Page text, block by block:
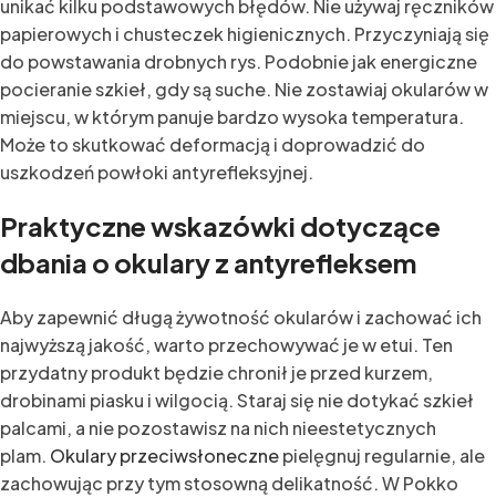
unikać kilku podstawowych błędów. Nie używaj ręczników
papierowych i chusteczek higienicznych. Przyczyniają się
do powstawania drobnych rys. Podobnie jak energiczne
pocieranie szkieł, gdy są suche. Nie zostawiaj okularów w
miejscu, w którym panuje bardzo wysoka temperatura.
Może to skutkować deformacją i doprowadzić do
uszkodzeń powłoki antyrefleksyjnej.
Praktyczne wskazówki dotyczące
dbania o okulary z antyrefleksem
Aby zapewnić długą żywotność okularów i zachować ich
najwyższą jakość, warto przechowywać je w etui. Ten
przydatny produkt będzie chronił je przed kurzem,
drobinami piasku i wilgocią. Staraj się nie dotykać szkieł
palcami, a nie pozostawisz na nich nieestetycznych
plam. Okulary przeciwsłonecznepielęgnuj regularnie, ale
zachowując przy tym stosowną delikatność. W Pokko